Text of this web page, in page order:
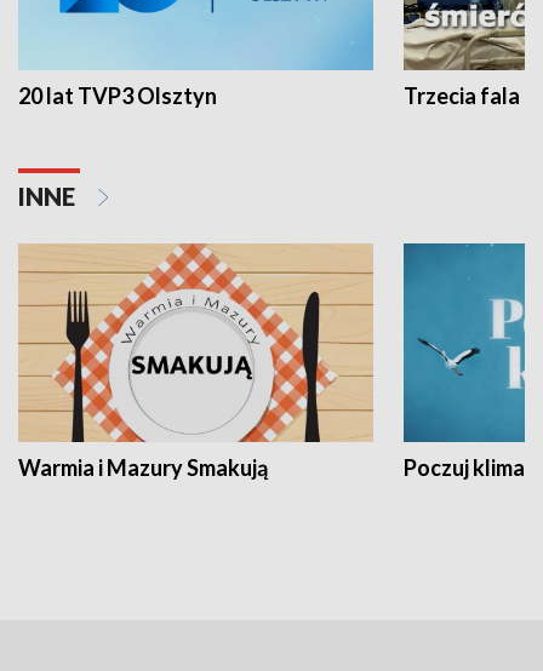
20 lat TVP3 Olsztyn Trzecia fala -
INNE
Warmia i Mazury Smakują Poczuj klimat